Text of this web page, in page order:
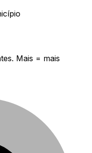
Mais = mais